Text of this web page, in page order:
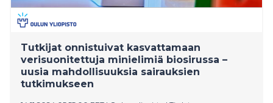
Tutkijat onnistuivat kasvattamaan
verisuonitettuja minielimiä biosirussa –
uusia mahdollisuuksia sairauksien
tutkimukseen